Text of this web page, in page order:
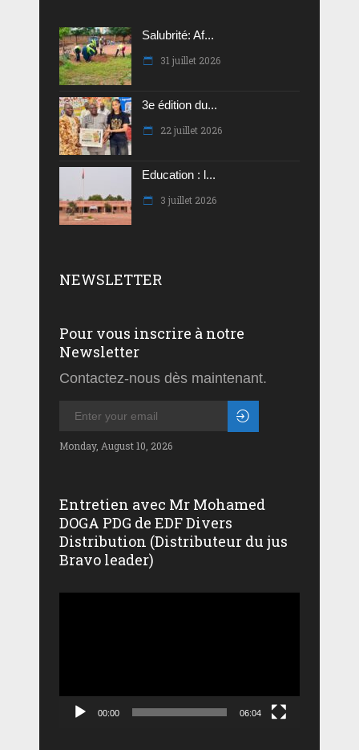
Salubrité: Af...
31 juillet 2026
3e édition du...
22 juillet 2026
Education : l...
3 juillet 2026
NEWSLETTER
Pour vous inscrire à notre
Newsletter
Contactez-nous dès maintenant.
Monday, August 10, 2026
Entretien avec Mr Mohamed
DOGA PDG de EDF Divers
Distribution (Distributeur du jus
Bravo leader)
00:00 06:04